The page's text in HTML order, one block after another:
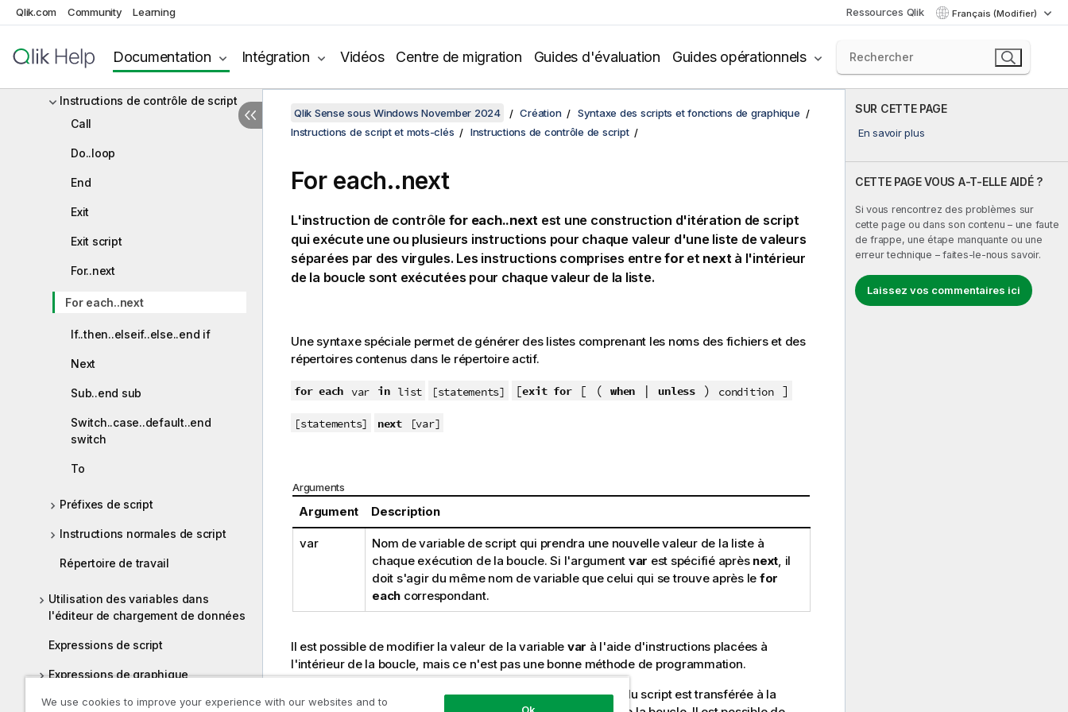
Qlik.com Community Learning Ressources Qlik Français (Modifier)
Documentation Intégration Vidéos Centre de migration Guides d'évaluation Guides opérationnels
graphique
script
Instructions de contrôle de script
Call
Do..loop
End
Exit
Exit script
For..next
For each..next
If..then..elseif..else..end if
Next
Sub..end sub
Switch..case..default..end
switch
To
Préfixes de script
Instructions normales de script
Répertoire de travail
Utilisation des variables dans
l'éditeur de chargement de données
Expressions de script
Expressions de graphique
Opérateurs
SUR CETTE PAGE
En savoir plus
CETTE PAGE VOUS A-T-ELLE AIDÉ ?
Si vous rencontrez des problèmes sur
cette page ou dans son contenu – une faute
de frappe, une étape manquante ou une
erreur technique – faites-le-nous savoir.
Laissez vos commentaires ici
Qlik Sense sous Windows November 2024 Création
Syntaxe des scripts et fonctions de graphique
Instructions de script et mots-clés
Instructions de contrôle de script
For each..next
L'instruction de contrôle for each..next est une construction d'itération de script
qui exécute une ou plusieurs instructions pour chaque valeur d'une liste de valeurs
séparées par des virgules. Les instructions comprises entreforet nextà l'intérieur
de la boucle sont exécutées pour chaque valeur de la liste.
Une syntaxe spéciale permet de générer des listes comprenant les noms des fichiers et des
répertoires contenus dans le répertoire actif.
for each var in list [statements] [exit for[ ( when |unless) condition]
[statements] next [var]
Arguments
Argument Description
var
Nom de variable de script qui prendra une nouvelle valeur de la liste à
chaque exécution de la boucle. Si l'argument var est spécifié après next, il
doit s'agir du même nom de variable que celui qui se trouve après le for
each correspondant.
Il est possible de modifier la valeur de la variable var à l'aide d'instructions placées à
l'intérieur de la boucle, mais ce n'est pas une bonne méthode de programmation.
se trouve dans la boucle, l'exécution du script est transférée à la
We use cookies to improve your experience with our websites and to